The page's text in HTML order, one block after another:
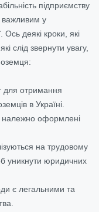
підприємству
важливим у
Ось деякі кроки, які
слід звернути увагу,
для отримання
в Україні.
належно оформлені
на трудовому
уникнути юридичних
є легальними та